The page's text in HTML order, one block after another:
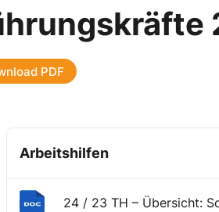
PDF
Arbeitshilfen
24 / 23 TH – Übersicht: